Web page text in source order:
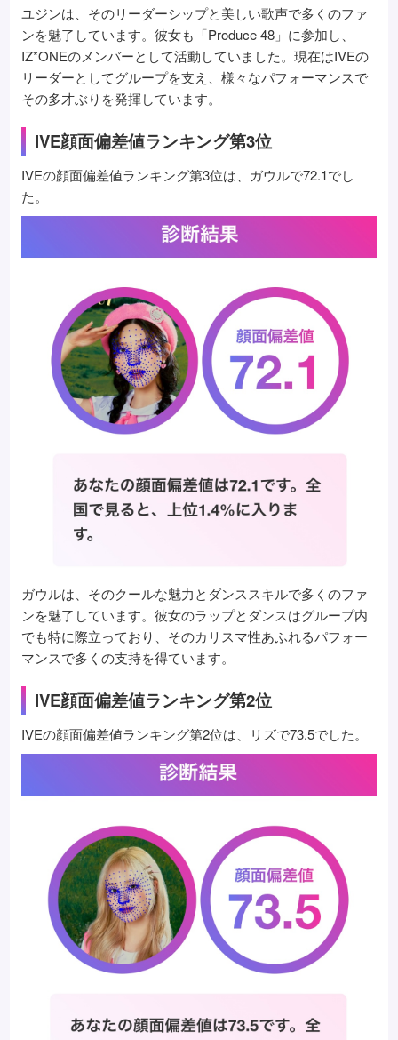
ユジンは、そのリーダーシップと美しい歌声で多くのファ
ンを魅了しています。彼女も「Produce 48」に参加し、
IZ*ONEのメンバーとして活動していました。現在はIVEの
リーダーとしてグループを支え、様々なパフォーマンスで
その多才ぶりを発揮しています。
IVE顔面偏差値ランキング第3位
IVEの顔面偏差値ランキング第3位は、ガウルで72.1でし
た。
ガウルは、そのクールな魅力とダンススキルで多くのファ
ンを魅了しています。彼女のラップとダンスはグループ内
でも特に際立っており、そのカリスマ性あふれるパフォー
マンスで多くの支持を得ています。
IVE顔面偏差値ランキング第2位
IVEの顔面偏差値ランキング第2位は、リズで73.5でした。